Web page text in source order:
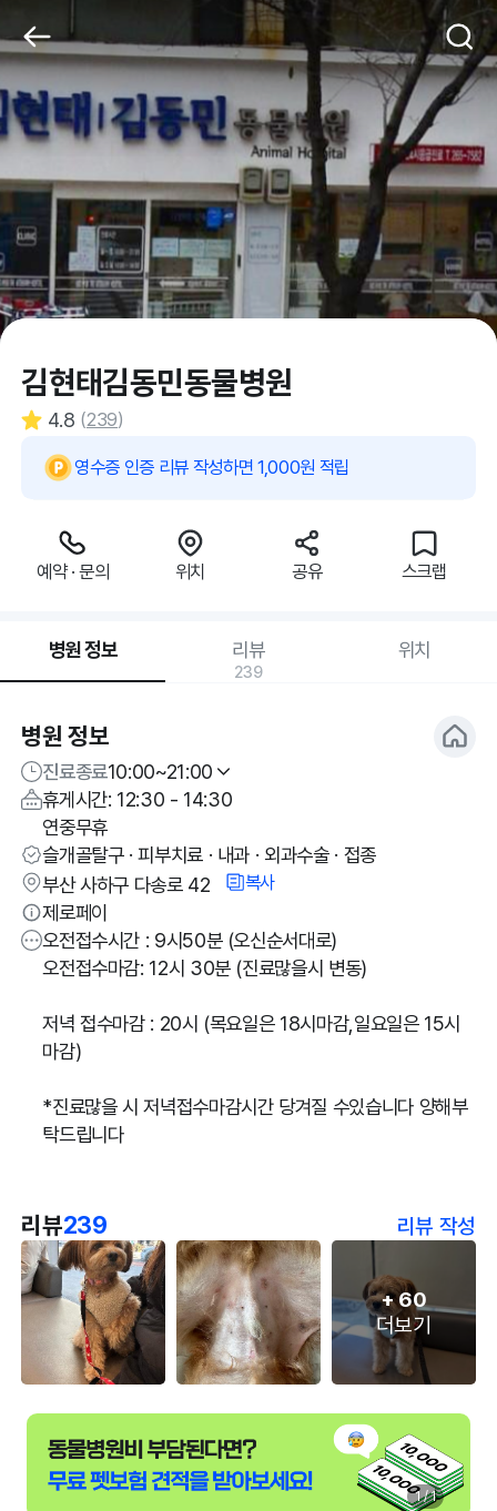
김현태김동민동물병원
4.8 (239)
영수증 인증 리뷰 작성하면 1,000원 적립
예약 · 문의 위치 공유 스크랩
병원 정보 리뷰
239
위치
병원 정보
진료종료10:00~21:00
휴게시간: 12:30 - 14:30
연중무휴
슬개골탈구 · 피부치료 · 내과 · 외과수술 · 접종
부산 사하구 다송로 42
복사
제로페이
오전접수시간 : 9시50분 (오신순서대로)
오전접수마감: 12시 30분 (진료많을시 변동)
저녁 접수마감 : 20시 (목요일은 18시마감,일요일은 15시
마감)
*진료많을 시 저녁접수마감시간 당겨질 수있습니다 양해부
탁드립니다
리뷰239 리뷰 작성
+60
더보기
1 / 1